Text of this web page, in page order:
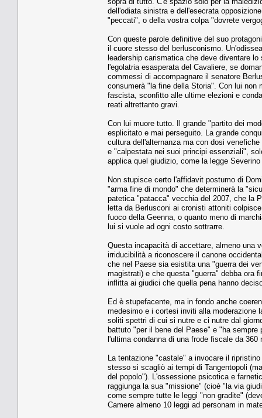
dell'odiata sinistra e dell'esecrata
"peccati", o della vostra colpa "dovrete
Con queste parole definitive del suo
il cuore stesso del berlusconismo.
leadership carismatica che deve diventare
l'egolatria esasperata del Cavaliere, se
commessi di accompagnare il senatore
consumerà "la fine della Storia". Con lui non
fascista, sconfitto alle ultime elezioni e
reati altrettanto gravi.
Con lui muore tutto. Il grande "partito dei
esplicitato e mai perseguito. La grande
cultura dell'alternanza ma con dosi
e "calpestata nei suoi principi essenziali",
applica quel giudizio, come la legge
Non stupisce certo l'affidavit postumo di
"arma fine di mondo" che determinerà la
patetica "patacca" vecchia del 2007, che la
letta da Berlusconi ai cronisti attoniti
fuoco della Geenna, o quanto meno di
lui si vuole ad ogni costo sottrarre.
Questa incapacità di accettare, almeno una
irriducibilità a riconoscere il canone
che nel Paese sia esistita una "guerra dei
magistrati) e che questa "guerra" debba ora
inflitta ai giudici che quella pena hanno
Ed è stupefacente, ma in fondo anche
medesimo e i cortesi inviti alla moderazione
soliti spettri di cui si nutre e ci nutre dal
battuto "per il bene del Paese" e "ha
l'ultima condanna di una frode fiscale da
La tentazione "castale" a invocare il
stesso si scagliò ai tempi di Tangentopoli
del popolo"). L'ossessione psicotica e
raggiunga la sua "missione" (cioè "la via
come sempre tutte le leggi "non gradite"
Camere almeno 10 leggi ad personam in